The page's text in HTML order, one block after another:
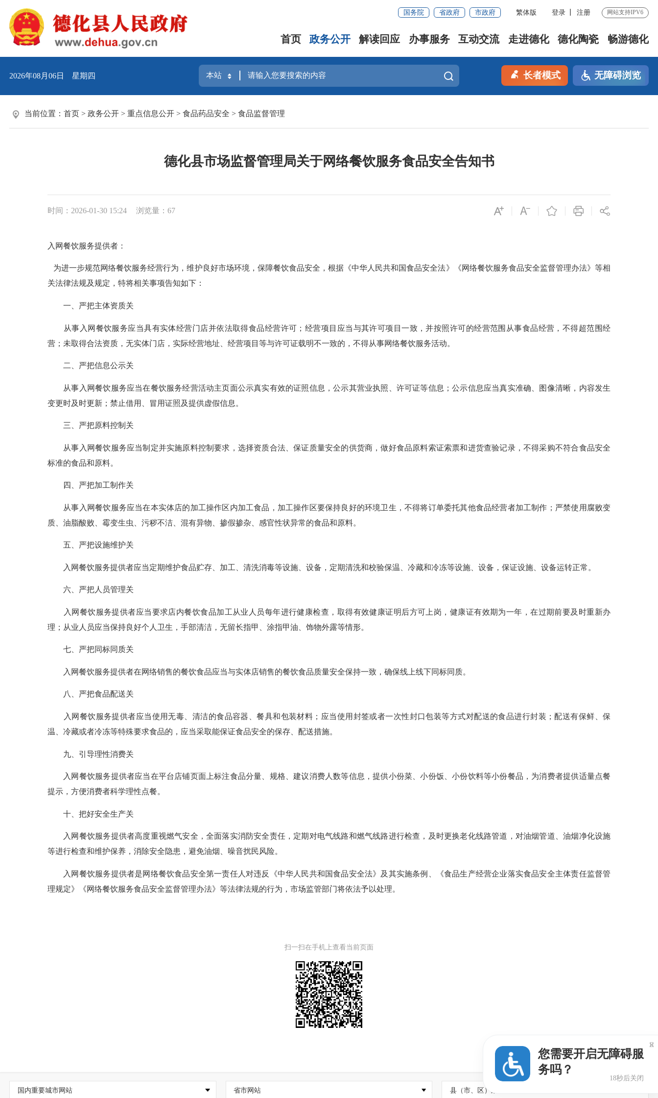
国务院 省政府 市政府 繁体版 登录 注册 网站支持IPV6
首页 政务公开 解读回应 办事服务 互动交流 走进德化 德化陶瓷 畅游德化
2026年08月06日 星期四 长者模式 无障碍浏览
当前位置： 首页 > 政务公开 > 重点信息公开 > 食品药品安全 > 食品监督管理
德化县市场监督管理局关于网络餐饮服务食品安全告知书
时间：2026-01-30 15:24 浏览量：67
入网餐饮服务提供者：
为进一步规范网络餐饮服务经营行为，维护良好市场环境，保障餐饮食品安全，根据《中华人民共和国食品安全法》《网络餐饮服务食品安全监督管理办法》等相
关法律法规及规定，特将相关事项告知如下：
一、严把主体资质关
从事入网餐饮服务应当具有实体经营门店并依法取得食品经营许可；经营项目应当与其许可项目一致，并按照许可的经营范围从事食品经营，不得超范围经
营；未取得合法资质，无实体门店，实际经营地址、经营项目等与许可证载明不一致的，不得从事网络餐饮服务活动。
二、严把信息公示关
从事入网餐饮服务应当在餐饮服务经营活动主页面公示真实有效的证照信息，公示其营业执照、许可证等信息；公示信息应当真实准确、图像清晰，内容发生
变更时及时更新；禁止借用、冒用证照及提供虚假信息。
三、严把原料控制关
从事入网餐饮服务应当制定并实施原料控制要求，选择资质合法、保证质量安全的供货商，做好食品原料索证索票和进货查验记录，不得采购不符合食品安全
标准的食品和原料。
四、严把加工制作关
从事入网餐饮服务应当在本实体店的加工操作区内加工食品，加工操作区要保持良好的环境卫生，不得将订单委托其他食品经营者加工制作；严禁使用腐败变
质、油脂酸败、霉变生虫、污秽不洁、混有异物、掺假掺杂、感官性状异常的食品和原料。
五、严把设施维护关
入网餐饮服务提供者应当定期维护食品贮存、加工、清洗消毒等设施、设备，定期清洗和校验保温、冷藏和冷冻等设施、设备，保证设施、设备运转正常。
六、严把人员管理关
入网餐饮服务提供者应当要求店内餐饮食品加工从业人员每年进行健康检查，取得有效健康证明后方可上岗，健康证有效期为一年，在过期前要及时重新办
理；从业人员应当保持良好个人卫生，手部清洁，无留长指甲、涂指甲油、饰物外露等情形。
七、严把同标同质关
入网餐饮服务提供者在网络销售的餐饮食品应当与实体店销售的餐饮食品质量安全保持一致，确保线上线下同标同质。
八、严把食品配送关
入网餐饮服务提供者应当使用无毒、清洁的食品容器、餐具和包装材料；应当使用封签或者一次性封口包装等方式对配送的食品进行封装；配送有保鲜、保
温、冷藏或者冷冻等特殊要求食品的，应当采取能保证食品安全的保存、配送措施。
九、引导理性消费关
入网餐饮服务提供者应当在平台店铺页面上标注食品分量、规格、建议消费人数等信息，提供小份菜、小份饭、小份饮料等小份餐品，为消费者提供适量点餐
提示，方便消费者科学理性点餐。
十、把好安全生产关
入网餐饮服务提供者高度重视燃气安全，全面落实消防安全责任，定期对电气线路和燃气线路进行检查，及时更换老化线路管道，对油烟管道、油烟净化设施
等进行检查和维护保养，消除安全隐患，避免油烟、噪音扰民风险。
入网餐饮服务提供者是网络餐饮食品安全第一责任人对违反《中华人民共和国食品安全法》及其实施条例、《食品生产经营企业落实食品安全主体责任监督管
理规定》《网络餐饮服务食品安全监督管理办法》等法律法规的行为，市场监管部门将依法予以处理。
扫一扫在手机上查看当前页面
国内重要城市网站 省市网站 县（市、区）政府网站
您需要开启无障碍服
务吗？
17秒后关闭
